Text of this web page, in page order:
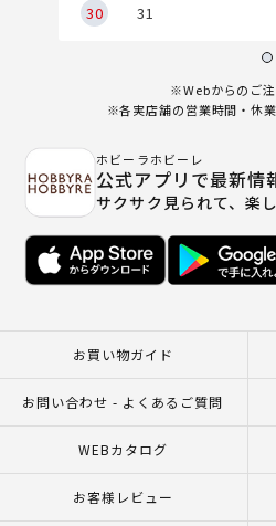
30
31
※Webからのご
※各実店舗の営業時間・休
ホビーラホビーレ
公式アプリで最新情
サクサク見られて、楽
お買い物ガイド
お問い合わせ - よくあるご質問
WEBカタログ
お客様レビュー